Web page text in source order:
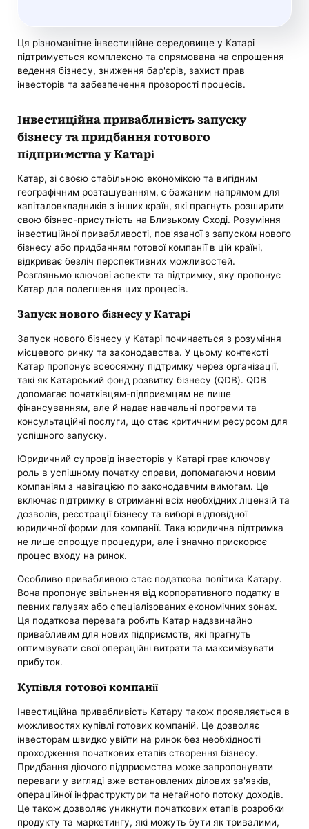
Ця різноманітне інвестиційне середовище у Катарі
підтримується комплексно та спрямована на спрощення
ведення бізнесу, зниження бар'єрів, захист прав
інвесторів та забезпечення прозорості процесів.
Інвестиційна привабливість запуску
бізнесу та придбання готового
підприємства у Катарі
Катар, зі своєю стабільною економікою та вигідним
географічним розташуванням, є бажаним напрямом для
капіталовкладників з інших країн, які прагнуть розширити
свою бізнес-присутність на Близькому Сході. Розуміння
інвестиційної привабливості, пов'язаної з запуском нового
бізнесу або придбанням готової компанії в цій країні,
відкриває безліч перспективних можливостей.
Розгляньмо ключові аспекти та підтримку, яку пропонує
Катар для полегшення цих процесів.
Запуск нового бізнесу у Катарі
Запуск нового бізнесу у Катарі починається з розуміння
місцевого ринку та законодавства. У цьому контексті
Катар пропонує всеосяжну підтримку через організації,
такі як Катарський фонд розвитку бізнесу (QDB). QDB
допомагає початківцям-підприємцям не лише
фінансуванням, але й надає навчальні програми та
консультаційні послуги, що стає критичним ресурсом для
успішного запуску.
Юридичний супровід інвесторів у Катарі грає ключову
роль в успішному початку справи, допомагаючи новим
компаніям з навігацією по законодавчим вимогам. Це
включає підтримку в отриманні всіх необхідних ліцензій та
дозволів, реєстрації бізнесу та виборі відповідної
юридичної форми для компанії. Така юридична підтримка
не лише спрощує процедури, але і значно прискорює
процес входу на ринок.
Особливо привабливою стає податкова політика Катару.
Вона пропонує звільнення від корпоративного податку в
певних галузях або спеціалізованих економічних зонах.
Ця податкова перевага робить Катар надзвичайно
привабливим для нових підприємств, які прагнуть
оптимізувати свої операційні витрати та максимізувати
прибуток.
Купівля готової компанії
Інвестиційна привабливість Катару також проявляється в
можливостях купівлі готових компаній. Це дозволяє
інвесторам швидко увійти на ринок без необхідності
проходження початкових етапів створення бізнесу.
Придбання діючого підприємства може запропонувати
переваги у вигляді вже встановлених ділових зв'язків,
операційної інфраструктури та негайного потоку доходів.
Це також дозволяє уникнути початкових етапів розробки
продукту та маркетингу, які можуть бути як тривалими,